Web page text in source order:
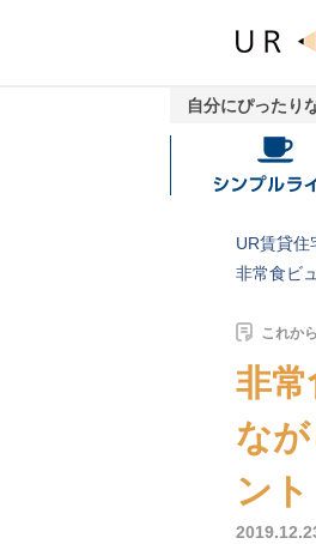
自分にぴったり
シ
プ
ル
UR賃貸住
非常食ビ
これか
非
な
ント